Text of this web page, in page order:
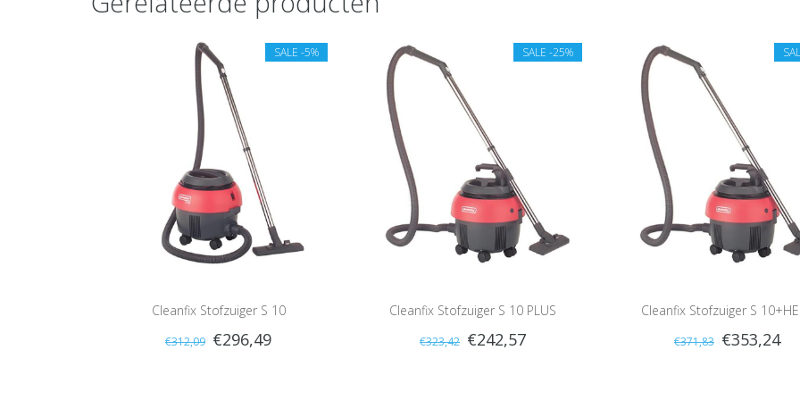
SALE -5%
Cleanfix Stofzuiger S 10
€312,09 €296,49
SALE -25%
Cleanfix Stofzuiger S 10 PLUS
€323,42 €242,57
Cleanfix Stofzuiger S
€371,83 €353,24